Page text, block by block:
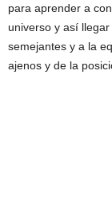
para aprender a
universo y así
semejantes y a la
ajenos y de la